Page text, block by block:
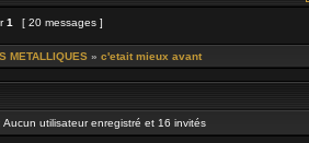
1 [ 20 messages ]
METALLIQUES » c'etait mieux avant
utilisateur enregistré et 16 invités